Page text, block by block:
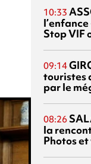
10:33
Stop VIF
09:14
touristes
par le
08:26
la
Photos